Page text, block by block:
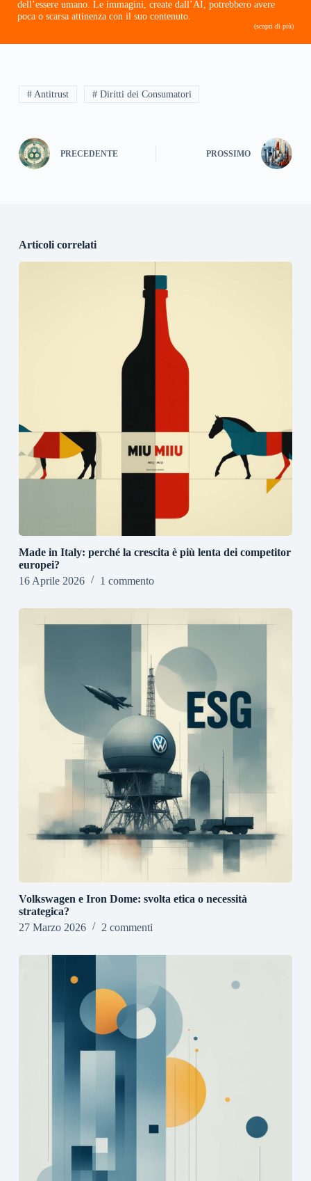
dell’essere umano. Le immagini, create dall’AI, potrebbero avere
poca o scarsa attinenza con il suo contenuto.
(scopri di più)
# Antitrust # Diritti dei Consumatori
PRECEDENTE PROSSIMO
Articoli correlati
Made in Italy: perché la crescita è più lenta dei competitor
europei?
16 Aprile 2026
1 commento
Volkswagen e Iron Dome: svolta etica o necessità
strategica?
27 Marzo 2026
2 commenti